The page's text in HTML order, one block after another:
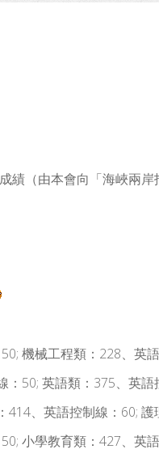
（由本會向「海峽兩岸
機械工程類：228、英
50; 英語類：375、英語
、英語控制線：60;
小學教育類：427、英